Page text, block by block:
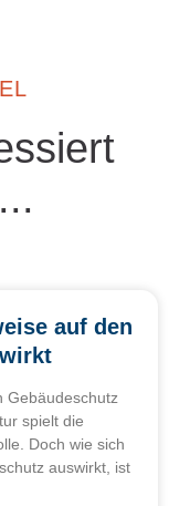
auf den
Gebäudeschutz
spielt die
Doch wie sich
auswirkt, ist